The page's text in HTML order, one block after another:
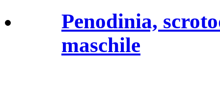
Penodinia,
maschile